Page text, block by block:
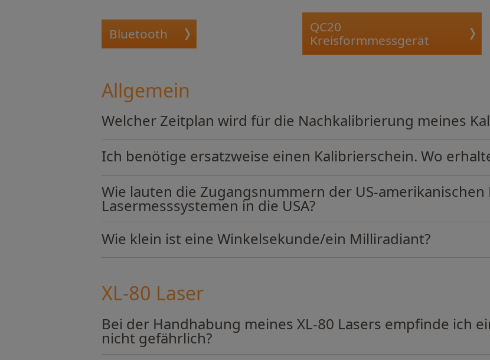
Bluetooth
QC20
Kreisformmessgerät
Allgemein
Welcher Zeitplan wird für die Nachkalibrierung meines
Ich benötige ersatzweise einen Kalibrierschein. Wo
Wie lauten die Zugangsnummern der US-
Lasermesssystemen in die USA?
Wie klein ist eine Winkelsekunde/ein Milliradiant?
XL-80 Laser
Bei der Handhabung meines XL-80 Lasers empfinde ich
nicht gefährlich?